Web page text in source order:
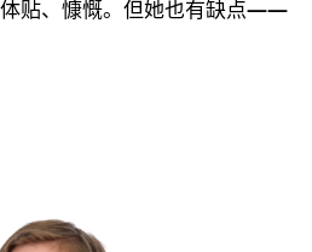
体贴、慷慨。但她也有缺点——